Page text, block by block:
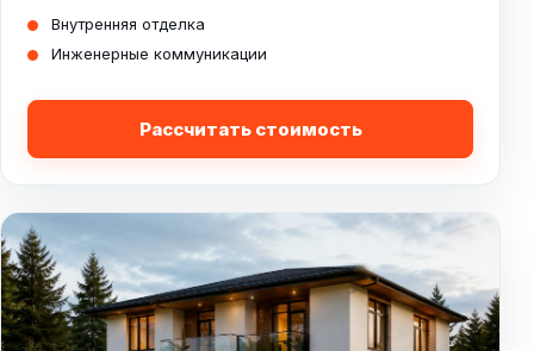
Внутренняя отделка
Инженерные коммуникации
Рассчитать стоимость